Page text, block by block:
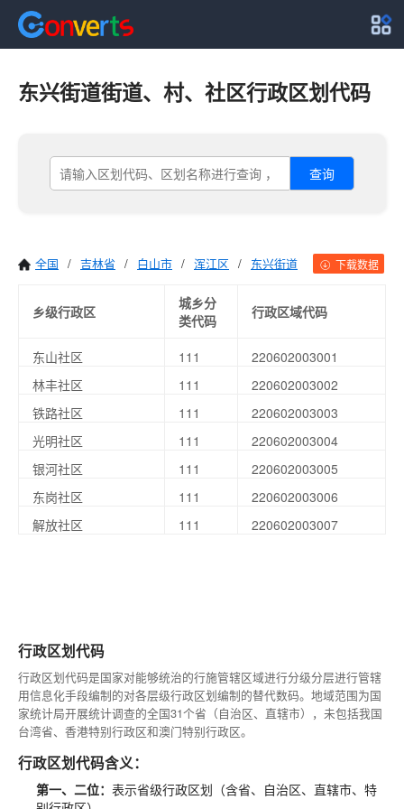
东兴街道街道、村、社区行政区划代码
查询
全国 / 吉林省 / 白山市 / 浑江区 / 东兴街道 下载数据
乡级行政区
城乡分
类代码
行政区域代码
东山社区 111
220602003001
林丰社区
111
220602003002
铁路社区
111
220602003003
光明社区
111
220602003004
银河社区
111
220602003005
东岗社区
111
220602003006
解放社区
111 220602003007
行政区划代码
行政区划代码是国家对能够统治的行施管辖区域进行分级分层进行管辖
用信息化手段编制的对各层级行政区划编制的替代数码。地域范围为国
家统计局开展统计调查的全国31个省（自治区、直辖市），未包括我国
台湾省、香港特别行政区和澳门特别行政区。
行政区划代码含义：
第一、二位： 表示省级行政区划（含省、自治区、直辖市、特